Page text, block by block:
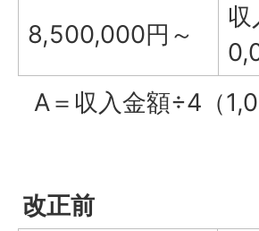
8,500,000円～
収
A＝収入金額÷4（
改正前